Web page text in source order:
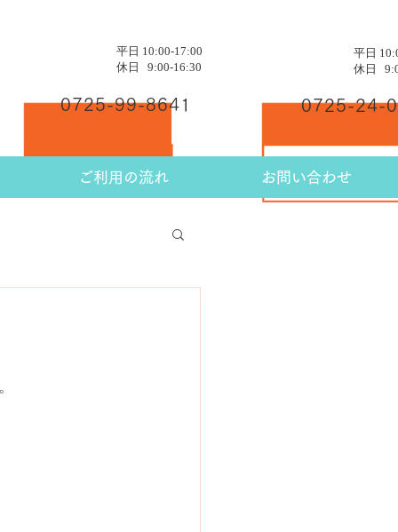
平日 10:00-17:00
休日 9:00-16:30
0725-99-8641
平日
休日
0725-24-
ご利用の流れ お問い合わせ